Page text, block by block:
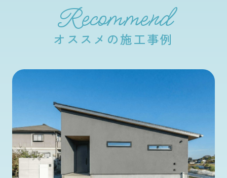
Recommend
オススメの施工事例